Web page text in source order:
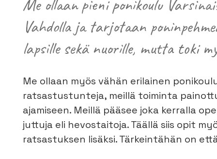
Me ollaan pieni ponikoulu
Vahdolla ja tarjotaan
lapsille sekä nuorille, mutta toki
Me ollaan myös vähän erilainen
ratsastustunteja, meillä toiminta
ajamiseen. Meillä pääsee joka kerralla
juttuja eli hevostaitoja. Täällä siis opit
ratsastuksen lisäksi. Tärkeintähän on